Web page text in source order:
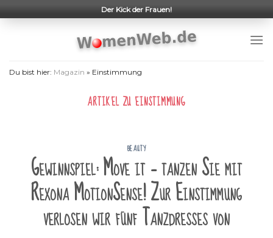
to
Der Kick der Frauen!
Du bist hier: Magazin » Einstimmung
ARTIKEL ZU EINSTIMMUNG
BEAUTY
Gewinnspiel: Move it – tanzen Sie mit
Rexona MotionSense! Zur Einstimmung
verlosen wir fünf Tanzdresses von